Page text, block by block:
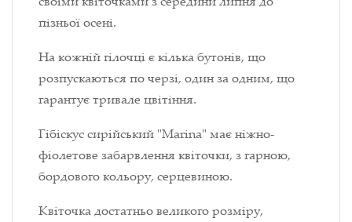
пізньої осені.
На кожній гілочці є кілька бутонів, що
розпускаються по черзі, один за одним, що
гарантує тривале цвітіння.
Гібіскус сирійський "Marina" має ніжно-
фіолетове забарвлення квіточки, з гарною,
бордового кольору, серцевиною.
Квіточка достатньо великого розміру,